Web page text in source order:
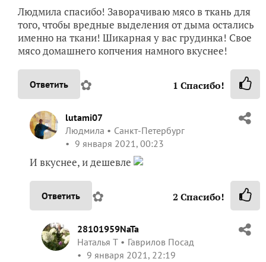
Людмила спасибо! Заворачиваю мясо в ткань для
того, чтобы вредные выделения от дыма остались
именно на ткани! Шикарная у вас грудинка! Свое
мясо домашнего копчения намного вкуснее!
Ответить ✿ 1 Спасибо!
lutami07
Людмила
Санкт-Петербург
9 января 2021, 00:23
И вкуснее, и дешевле
Ответить ✿ 2 Спасибо!
28101959NaTa
Наталья Т
Гаврилов Посад
9 января 2021, 22:19